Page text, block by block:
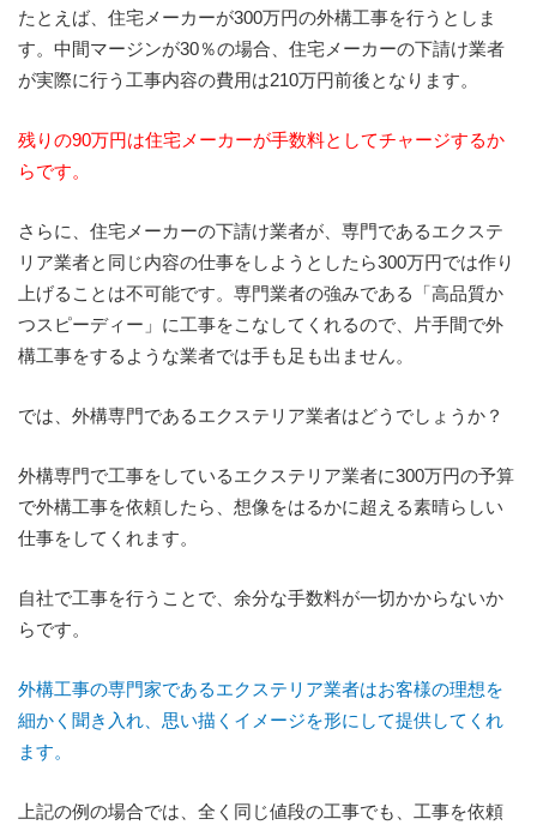
たとえば、住宅メーカーが300万円の外構工事を行うとしま
す。中間マージンが30％の場合、住宅メーカーの下請け業者
が実際に行う工事内容の費用は210万円前後となります。
残りの90万円は住宅メーカーが手数料としてチャージするか
らです。
さらに、住宅メーカーの下請け業者が、専門であるエクステ
リア業者と同じ内容の仕事をしようとしたら300万円では作り
上げることは不可能です。専門業者の強みである「高品質か
つスピーディー」に工事をこなしてくれるので、片手間で外
構工事をするような業者では手も足も出ません。
では、外構専門であるエクステリア業者はどうでしょうか？
外構専門で工事をしているエクステリア業者に300万円の予算
で外構工事を依頼したら、想像をはるかに超える素晴らしい
仕事をしてくれます。
自社で工事を行うことで、余分な手数料が一切かからないか
らです。
外構工事の専門家であるエクステリア業者はお客様の理想を
細かく聞き入れ、思い描くイメージを形にして提供してくれ
ます。
上記の例の場合では、全く同じ値段の工事でも、工事を依頼